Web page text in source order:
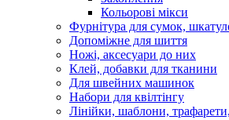
Кольорові мікси
Фурнітура для сумок,
Допоміжне для шиття
Ножі, аксесуари до них
Клей, добавки для тканини
Для швейних машинок
Набори для квілтінгу
Лінійки, шаблони,